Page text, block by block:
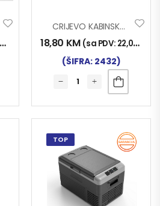
CRIJEVO KABINSKO MAX
18,80 KM (sa PDV: 22,00
(ŠIFRA: 2432)
TOP